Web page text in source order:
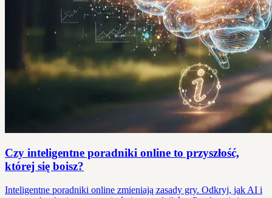
Czy inteligentne poradniki online to przyszłość,
której się boisz?
Inteligentne poradniki online zmieniają zasady gry. Odkryj, jak AI i